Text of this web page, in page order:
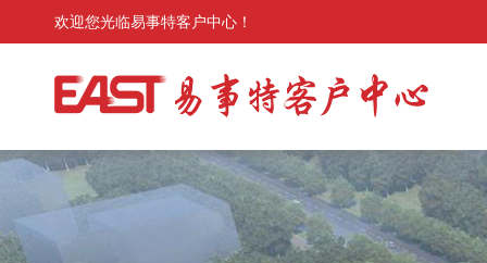
欢迎您光临易事特客户中心！